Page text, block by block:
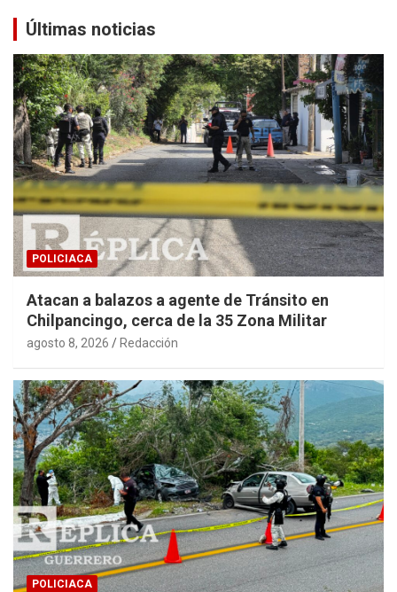
Últimas noticias
POLICIACA
Atacan a balazos a agente de Tránsito en
Chilpancingo, cerca de la 35 Zona Militar
agosto 8, 2026 Redacción
POLICIACA